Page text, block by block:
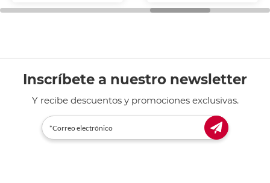
general de oficina.
Inscríbete a nuestro newsletter
Y recibe descuentos y promociones exclusivas.